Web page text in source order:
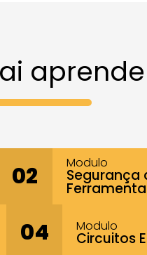
02 Modulo
Segurança
04 Modulo
Circuitos